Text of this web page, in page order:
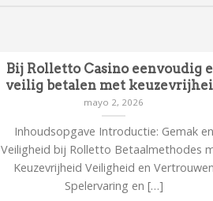
Bij Rolletto Casino eenvoudig
veilig betalen met
mayo 2, 2026
Inhoudsopgave Introductie: Gemak en
Veiligheid bij Rolletto Betaalmethodes
Keuzevrijheid Veiligheid en
Spelervaring en […]